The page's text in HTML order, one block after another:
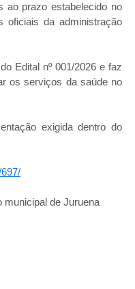
ao prazo estabelecido no
oficiais da administração
Edital nº 001/2026 e faz
os serviços da saúde no
exigida dentro do
de Juruena